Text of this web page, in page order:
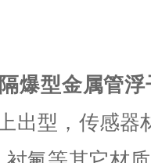
隔爆型金属管
出型，传感器